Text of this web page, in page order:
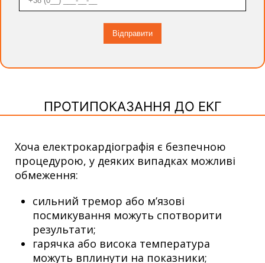
ПРОТИПОКАЗАННЯ ДО ЕКГ
Хоча електрокардіографія є безпечною
процедурою, у деяких випадках можливі
обмеження:
сильний тремор або м’язові
посмикування можуть спотворити
результати;
гарячка або висока температура
можуть вплинути на показники;